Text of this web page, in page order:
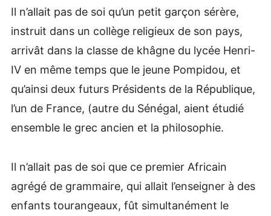
Il n’allait pas de soi qu’un petit garçon sérère,
instruit dans un collège religieux de son pays,
arrivât dans la classe de khâgne du lycée Henri-
IV en même temps que le jeune Pompidou, et
qu’ainsi deux futurs Présidents de la République,
l’un de France, (autre du Sénégal, aient étudié
ensemble le grec ancien et la philosophie.
Il n’allait pas de soi que ce premier Africain
agrégé de grammaire, qui allait l’enseigner à des
enfants tourangeaux, fût simultanément le